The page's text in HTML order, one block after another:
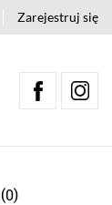
Zarejestruj się
(0)